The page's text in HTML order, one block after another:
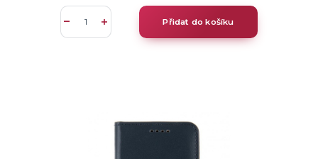
Přidat do košíku